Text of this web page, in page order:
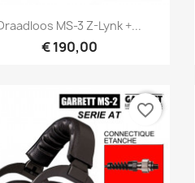
Snel bekijken
MS-3 Z-Lynk +...
€ 190,00
favorite_border